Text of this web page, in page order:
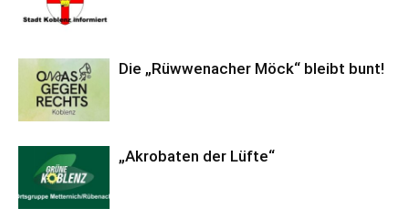
Die „Rüwwenacher Möck“ bleibt bunt!
„Akrobaten der Lüfte“